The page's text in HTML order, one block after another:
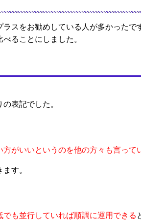
スをお勧めしている人が多かったで
ることにしました。
表記でした。
がいいというのを他の方々も言って
す。
も並行していれば順調に運用できる